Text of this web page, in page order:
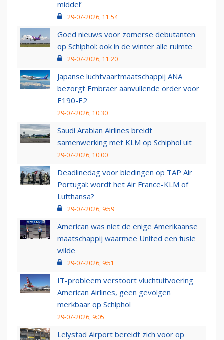
middel’
29-07-2026, 11:54
Goed nieuws voor zomerse debutanten
op Schiphol: ook in de winter alle ruimte
29-07-2026, 11:20
Japanse luchtvaartmaatschappij ANA
bezorgt Embraer aanvullende order voor
E190-E2
29-07-2026, 10:30
Saudi Arabian Airlines breidt
samenwerking met KLM op Schiphol uit
29-07-2026, 10:00
Deadlinedag voor biedingen op TAP Air
Portugal: wordt het Air France-KLM of
Lufthansa?
29-07-2026, 9:59
American was niet de enige Amerikaanse
maatschappij waarmee United een fusie
wilde
29-07-2026, 9:51
IT-probleem verstoort vluchtuitvoering
American Airlines, geen gevolgen
merkbaar op Schiphol
29-07-2026, 9:05
Lelystad Airport bereidt zich voor op